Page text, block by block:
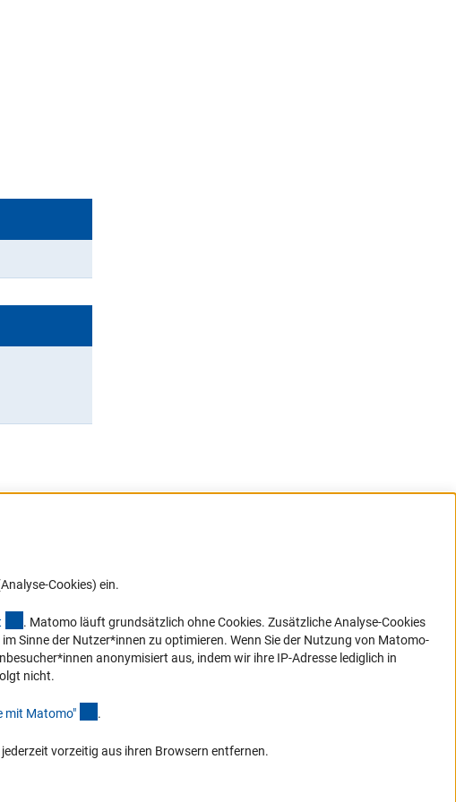
Sie sich
Cookies) ein.
(externer Link)
. Matomo läuft grundsätzlich ohne Cookies. Zusätzliche Analyse-Cookies
Sinne der Nutzer*innen zu optimieren. Wenn Sie der Nutzung von Matomo-
anonymisiert aus, indem wir ihre IP-Adresse lediglich in
nicht.
mit Matomo" .
vorzeitig aus ihren Browsern entfernen.